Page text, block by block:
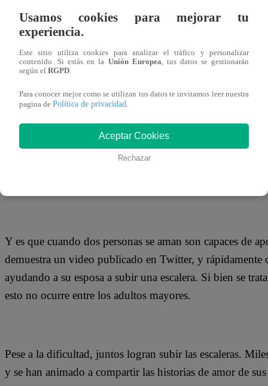
Redacción Latina
Una pareja de abuelitos ha causado conmoción en las
Y es que cuando dos personas se aman son capaces de
demuestra un video publicado en Twitter, y
ayudando a su esposa a subir una escalera. Si bien se
esto no ocurre entre los adultos mayores.
Pese a la dificultad, juntos logran subir las escaleras.
y se han animado a compartir las historias de amor de
Usamos cookies para mejorar tu
experiencia.
Este sitio utiliza cookies para analizar el tráfico y personalizar
contenido. Si estás en la Unión Europea , tus datos se gestionarán
según el RGPD
Para conocer mejor como se utilizan tus datos te invitamos leer nuestra
pagina de Política de privacidad
Aceptar Cookies
Rechazar